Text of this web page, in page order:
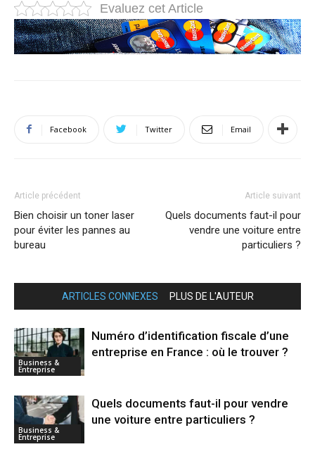
Evaluez cet Article
Facebook Twitter Email
Article précédent
Bien choisir un toner laser
pour éviter les pannes au
bureau
Article suivant
Quels documents faut-il pour
vendre une voiture entre
particuliers ?
ARTICLES CONNEXES PLUS DE L'AUTEUR
Business &
Entreprise
Numéro d’identification fiscale d’une
entreprise en France : où le trouver ?
Business &
Entreprise
Quels documents faut-il pour vendre
une voiture entre particuliers ?